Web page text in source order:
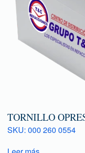
TORNILLO
SKU: 000 260 0554